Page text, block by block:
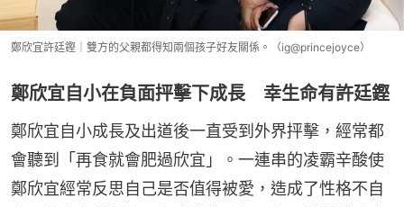
鄭欣宜許廷鏗｜雙方的父親都得知兩個孩子好友關係。（ig@princejoyce）
鄭欣宜自小在負面抨擊下成長 幸生命有許廷鏗
鄭欣宜自小成長及出道後一直受到外界抨擊，經常都
會聽到「再食就會肥過欣宜」。一連串的凌霸辛酸使
鄭欣宜經常反思自己是否值得被愛，造成了性格不自